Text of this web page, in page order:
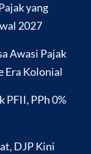
yang
2027
Awasi Pajak
Era Kolonial
PFII, PPh 0%
DJP Kini